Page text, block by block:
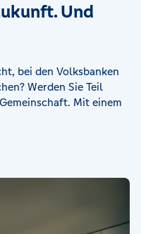
Und
bei den Volksbanken
Werden Sie Teil
Mit einem